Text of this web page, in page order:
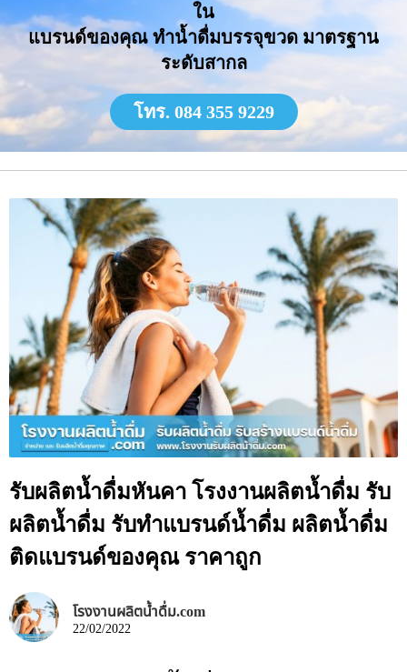
ใน
แบรนด์ของคุณ ทำน้ำดื่มบรรจุขวด มาตรฐาน
ระดับสากล
โทร. 084 355 9229
รับผลิตน้ำดื่มหันคา โรงงานผลิตน้ำดื่ม รับ
ผลิตน้ำดื่ม รับทำแบรนด์น้ำดื่ม ผลิตน้ำดื่ม
ติดแบรนด์ของคุณ ราคาถูก
โรงงานผลิตน้ำดื่ม.com
22/02/2022